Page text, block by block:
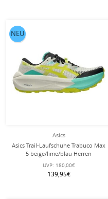
Asics
Asics Trail-Laufschuhe Trabuco Max
5 beige/lime/blau Herren
UVP: 180,00€
139,95€
NEU